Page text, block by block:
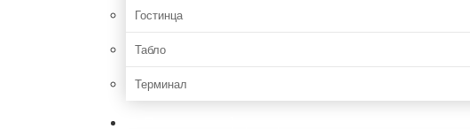
Гостинца
Табло
Терминал